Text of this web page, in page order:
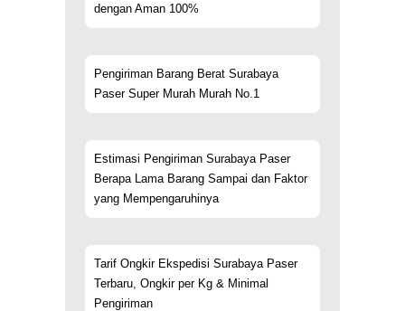
dengan Aman 100%
Pengiriman Barang Berat Surabaya
Paser Super Murah Murah No.1
Estimasi Pengiriman Surabaya Paser
Berapa Lama Barang Sampai dan Faktor
yang Mempengaruhinya
Tarif Ongkir Ekspedisi Surabaya Paser
Terbaru, Ongkir per Kg & Minimal
Pengiriman